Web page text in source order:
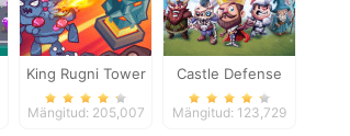
King Rugni Tower
Defense
Mängitud: 205,007
Castle Defense
Mängitud: 123,729